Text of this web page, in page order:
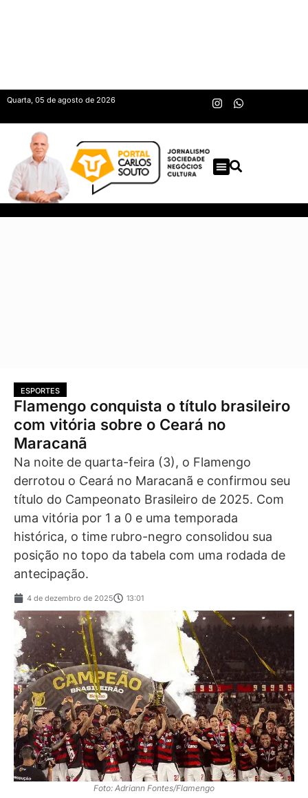
Quarta, 05 de agosto de 2026
ESPORTES
Flamengo conquista o título brasileiro
com vitória sobre o Ceará no
Maracanã
Na noite de quarta-feira (3), o Flamengo
derrotou o Ceará no Maracanã e confirmou seu
título do Campeonato Brasileiro de 2025. Com
uma vitória por 1 a 0 e uma temporada
histórica, o time rubro-negro consolidou sua
posição no topo da tabela com uma rodada de
antecipação.
4 de dezembro de 2025 13:01
Foto: Adriann Fontes/Flamengo